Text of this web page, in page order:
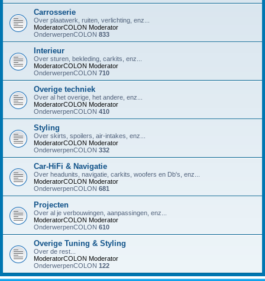
Carrosserie
Over plaatwerk, ruiten, verlichting, enz...
ModeratorCOLON Moderator
OnderwerpenCOLON 833
Interieur
Over sturen, bekleding, carkits, enz...
ModeratorCOLON Moderator
OnderwerpenCOLON 710
Overige techniek
Over al het overige, het andere, enz...
ModeratorCOLON Moderator
OnderwerpenCOLON 410
Styling
Over skirts, spoilers, air-intakes, enz...
ModeratorCOLON Moderator
OnderwerpenCOLON 332
Car-HiFi & Navigatie
Over headunits, navigatie, carkits, woofers en Db's, enz...
ModeratorCOLON Moderator
OnderwerpenCOLON 681
Projecten
Over al je verbouwingen, aanpassingen, enz...
ModeratorCOLON Moderator
OnderwerpenCOLON 610
Overige Tuning & Styling
Over de rest...
ModeratorCOLON Moderator
OnderwerpenCOLON 122